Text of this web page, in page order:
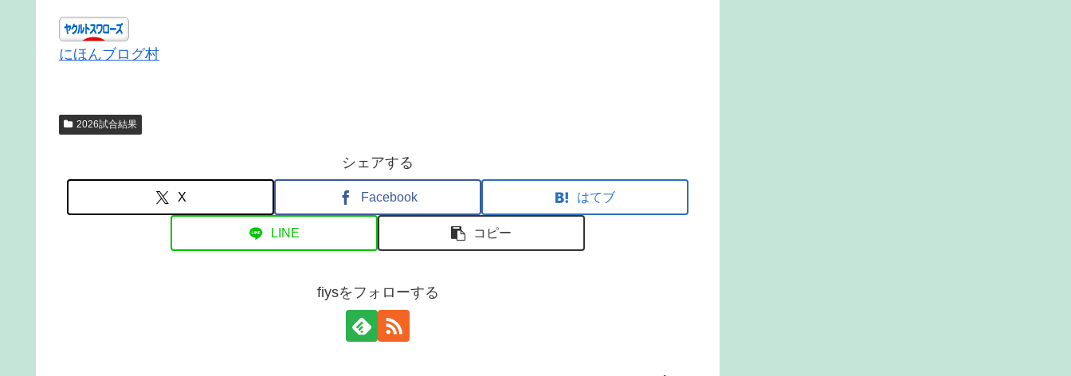
にほんブログ村
2026試合結果
シェアする
X Facebook はてブ
LINE コピー
fiysをフォローする